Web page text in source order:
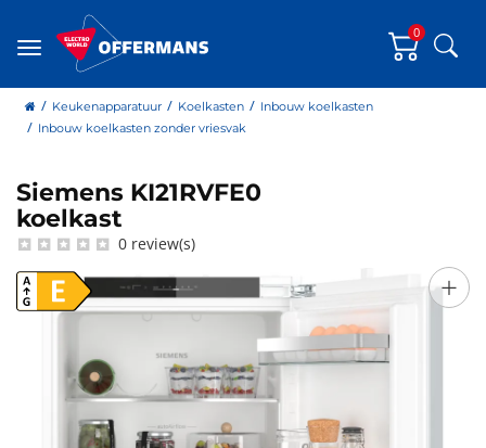
Menu
0
homeKeukenapparatuur Koelkasten
Inbouw koelkasten
Inbouw koelkasten zonder vriesvak
Siemens
Siemens KI21RVFE0
koelkast
0 review(s)
+